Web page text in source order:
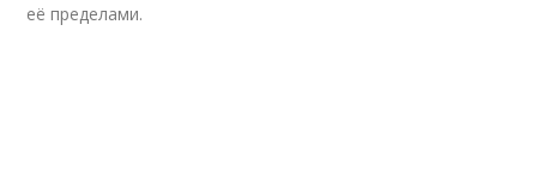
её пределами.